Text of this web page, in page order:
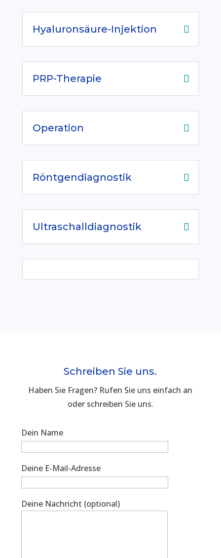
Hyaluronsäure-Injektion
PRP-Therapie
Operation
Röntgendiagnostik
Ultraschalldiagnostik
Schreiben Sie uns.
Haben Sie Fragen? Rufen Sie uns einfach an
oder schreiben Sie uns.
Dein Name
Deine E-Mail-Adresse
Deine Nachricht (optional)